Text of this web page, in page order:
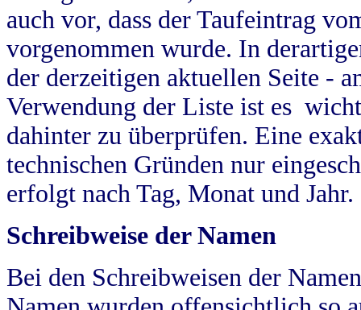
auch vor, dass der Taufeintrag
vorgenommen wurde. In
der derzeitigen aktuellen Seite -
Verwendung der Liste ist es
dahinter zu überprüfen. Eine
technischen Gründen nur
erfolgt nach Tag, Monat und Jahr.
Schreibweise der Namen
Bei den Schreibweisen der